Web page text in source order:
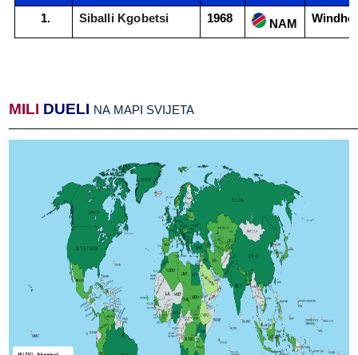
Siballi​​ Kgobetsi 1968 ​​ NAM
MILI DUELI NA​​ MAPI​​ SVIJETA